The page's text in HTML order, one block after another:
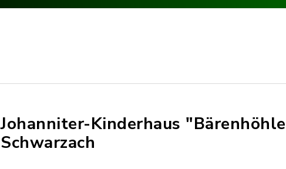
Johanniter-Kinderhaus
Schwarzach